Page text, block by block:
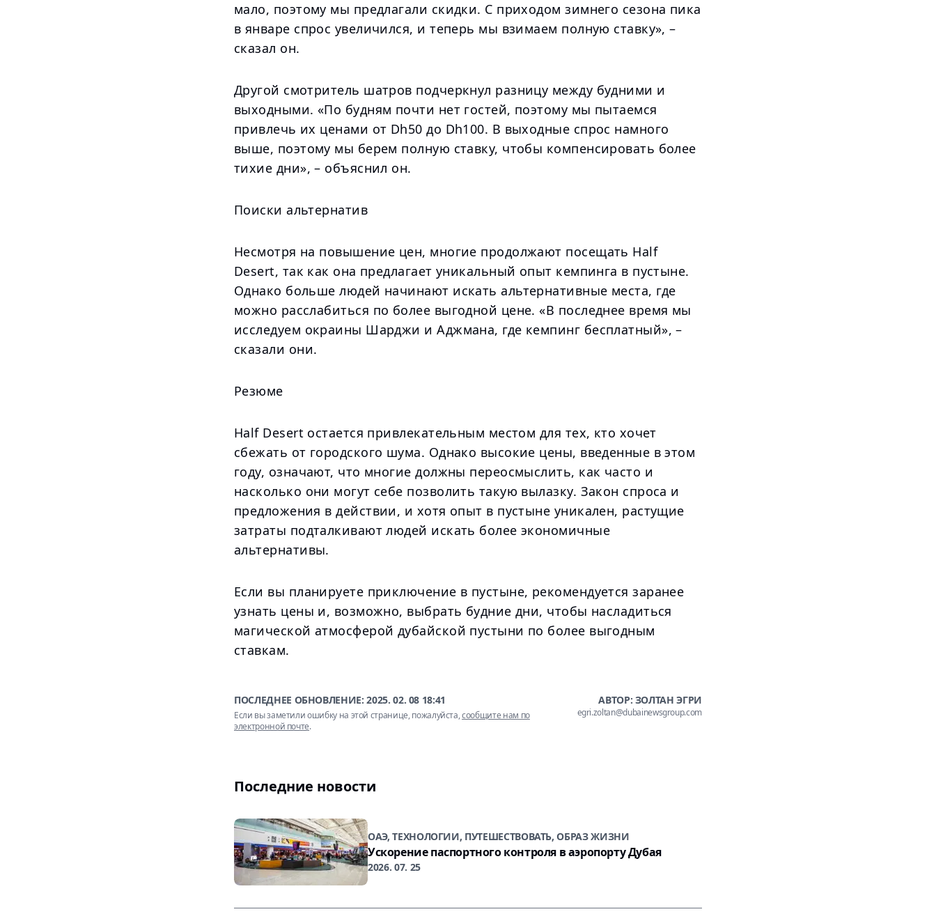
мало, поэтому мы предлагали скидки. С приходом зимнего сезона пика
в январе спрос увеличился, и теперь мы взимаем полную ставку», –
сказал он.
Другой смотритель шатров подчеркнул разницу между будними и
выходными. «По будням почти нет гостей, поэтому мы пытаемся
привлечь их ценами от Dh50 до Dh100. В выходные спрос намного
выше, поэтому мы берем полную ставку, чтобы компенсировать более
тихие дни», – объяснил он.
Поиски альтернатив
Несмотря на повышение цен, многие продолжают посещать Half
Desert, так как она предлагает уникальный опыт кемпинга в пустыне.
Однако больше людей начинают искать альтернативные места, где
можно расслабиться по более выгодной цене. «В последнее время мы
исследуем окраины Шарджи и Аджмана, где кемпинг бесплатный», –
сказали они.
Резюме
Half Desert остается привлекательным местом для тех, кто хочет
сбежать от городского шума. Однако высокие цены, введенные в этом
году, означают, что многие должны переосмыслить, как часто и
насколько они могут себе позволить такую вылазку. Закон спроса и
предложения в действии, и хотя опыт в пустыне уникален, растущие
затраты подталкивают людей искать более экономичные
альтернативы.
Если вы планируете приключение в пустыне, рекомендуется заранее
узнать цены и, возможно, выбрать будние дни, чтобы насладиться
магической атмосферой дубайской пустыни по более выгодным
ставкам.
ПОСЛЕДНЕЕ ОБНОВЛЕНИЕ:2025. 02. 08 18:41
Если вы заметили ошибку на этой странице, пожалуйста,сообщите нам по
электронной почте.
АВТОР: ЗОЛТАН ЭГРИ
egri.zoltan@dubainewsgroup.com
Последние новости
ОАЭ, ТЕХНОЛОГИИ, ПУТЕШЕСТВОВАТЬ, ОБРАЗ ЖИЗНИ
Ускорение паспортного контроля в аэропорту Дубая
2026. 07. 25